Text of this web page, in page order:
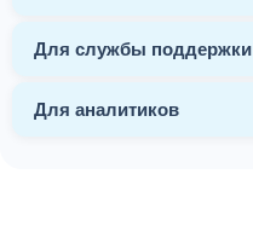
Для службы поддержки
Для аналитиков